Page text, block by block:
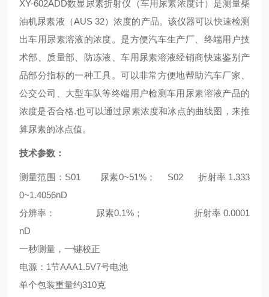
XY-602ADD数显尿素折射仪（车用尿素浓度计）是测量柴
油机尿素液（AUS 32）浓度的产品。该仪器可以快速检测
出车用尿素溶液的浓度。是方便汽车生产厂、终端用户技
术部、质量部、防冻液、车用尿素溶液经销商快速鉴别产
品部分指标的一种工具。可以非常方便地帮助汽车厂家、
公交公司、大型车队等终端用户检测车用尿素溶液产品的
浓度是否合格.也可以通过尿素浓度和冰点的曲线图，来推
算尿素的冰点值。
技术参数：
测量范围： S01 尿素0~51%； S02 折射率 1.333
0~1.4056nD
分辨率：
尿素0.1%； 折射率 0.0001
nD
一秒测量，一键校正
电源： 1节AAA1.5V7号电池
单个包装重量约310克